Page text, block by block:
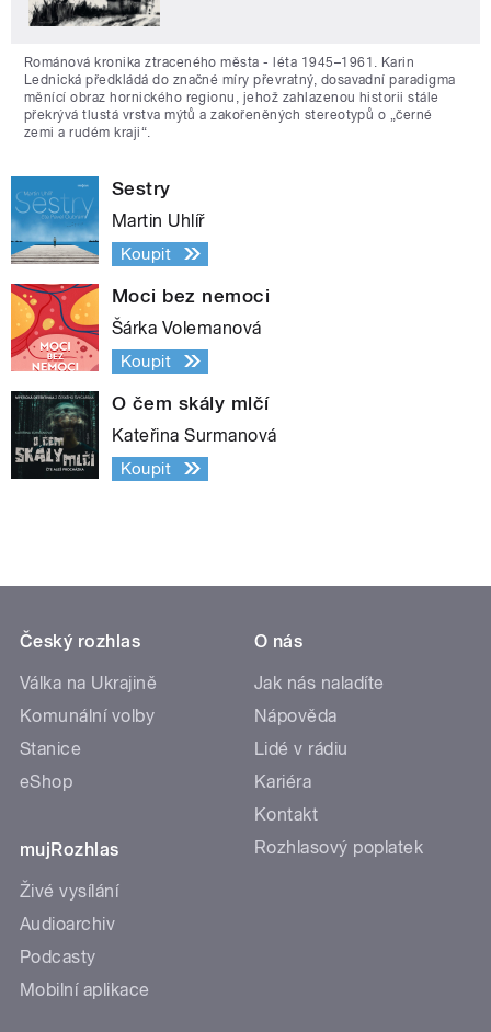
Románová kronika ztraceného města - léta 1945–1961. Karin
Lednická předkládá do značné míry převratný, dosavadní paradigma
měnící obraz hornického regionu, jehož zahlazenou historii stále
překrývá tlustá vrstva mýtů a zakořeněných stereotypů o „černé
zemi a rudém kraji“.
Sestry
Martin Uhlíř
Koupit
Moci bez nemoci
Šárka Volemanová
Koupit
O čem skály mlčí
Kateřina Surmanová
Koupit
Český rozhlas
Válka na Ukrajině
Komunální volby
Stanice
eShop
mujRozhlas
Živé vysílání
Audioarchiv
Podcasty
Mobilní aplikace
O nás
Jak nás naladíte
Nápověda
Lidé v rádiu
Kariéra
Kontakt
Rozhlasový poplatek